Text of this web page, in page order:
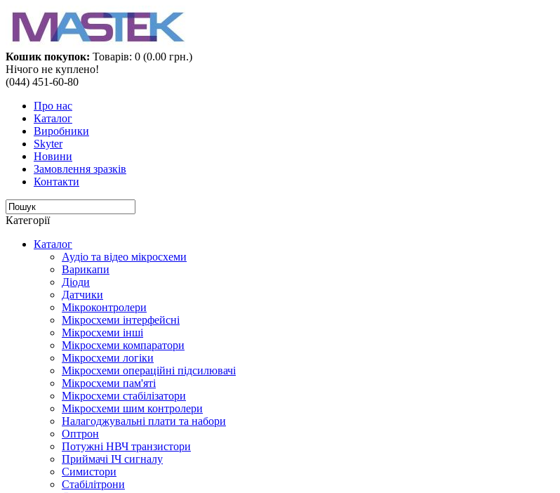
Кошик покупок: Товарів: 0 (0.00 грн.)
Нічого не куплено!
(044) 451-60-80
Про нас
Каталог
Виробники
Skyter
Новини
Замовлення зразків
Контакти
Категорії
Каталог
Аудіо та відео мікросхеми‎
Варикапи
Діоди
Датчики
Мікроконтролери
Мікросхеми інтерфейсні
Мікросхеми інші
Мікросхеми компаратори
Мікросхеми логіки
Мікросхеми операційні підсилювачі
Мікросхеми пам'яті
Мікросхеми стабілізатори
Мікросхеми шим контролери
Налагоджувальні плати та набори
Оптрон
Потужні НВЧ транзистори
Приймачі ІЧ сигналу
Симистори
Стабілітрони